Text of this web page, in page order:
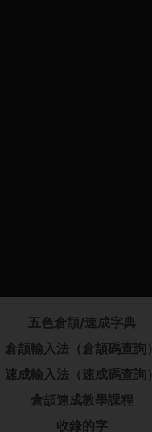
五色倉頡/速成字典
倉頡輸入法（倉頡碼查詢）
速成輸入法（速成碼查詢）
倉頡速成教學課程
收錄的字